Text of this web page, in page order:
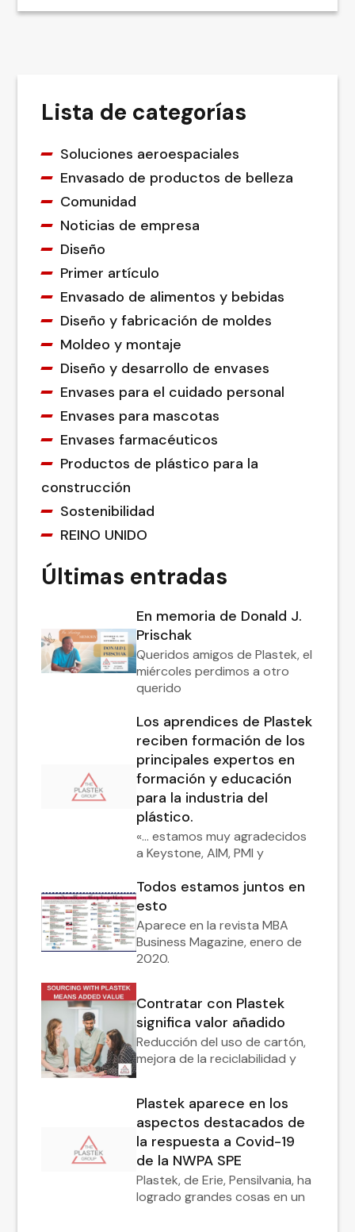
Lista de categorías
Soluciones aeroespaciales
Envasado de productos de belleza
Comunidad
Noticias de empresa
Diseño
Primer artículo
Envasado de alimentos y bebidas
Diseño y fabricación de moldes
Moldeo y montaje
Diseño y desarrollo de envases
Envases para el cuidado personal
Envases para mascotas
Envases farmacéuticos
Productos de plástico para la
construcción
Sostenibilidad
REINO UNIDO
Últimas entradas
En memoria de Donald J.
Prischak
Queridos amigos de Plastek, el
miércoles perdimos a otro
querido
Los aprendices de Plastek
reciben formación de los
principales expertos en
formación y educación
para la industria del
plástico.
«... estamos muy agradecidos
a Keystone, AIM, PMI y
Todos estamos juntos en
esto
Aparece en la revista MBA
Business Magazine, enero de
2020.
Contratar con Plastek
significa valor añadido
Reducción del uso de cartón,
mejora de la reciclabilidad y
Plastek aparece en los
aspectos destacados de
la respuesta a Covid-19
de la NWPA SPE
Plastek, de Erie, Pensilvania, ha
logrado grandes cosas en un